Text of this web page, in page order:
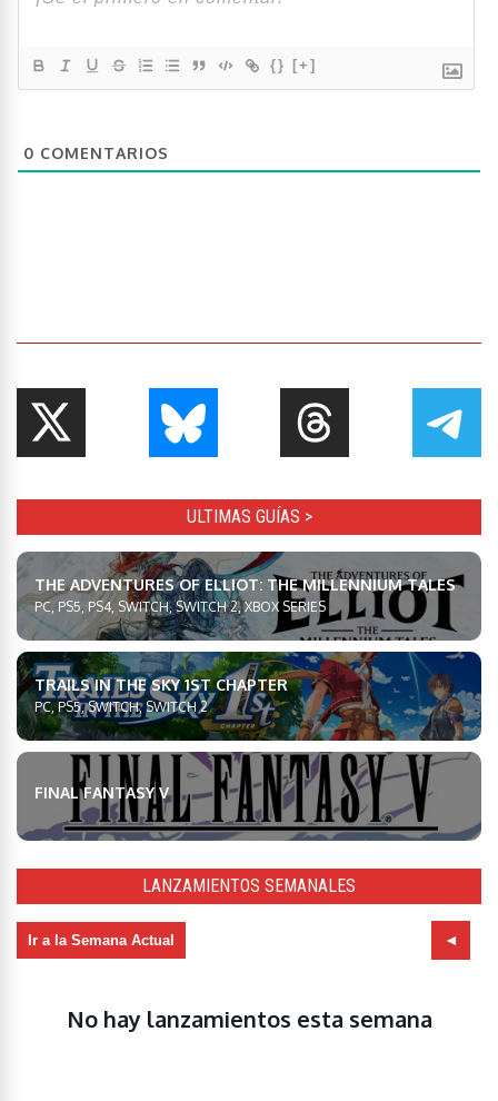
{} [+]
0 COMENTARIOS
ULTIMAS GUÍAS >
THE ADVENTURES OF ELLIOT: THE MILLENNIUM TALES
PC, PS5, PS4, SWITCH, SWITCH 2, XBOX SERIES
TRAILS IN THE SKY 1ST CHAPTER
PC, PS5, SWITCH, SWITCH 2
FINAL FANTASY V
LANZAMIENTOS SEMANALES
Ir a la Semana Actual
No hay lanzamientos esta semana